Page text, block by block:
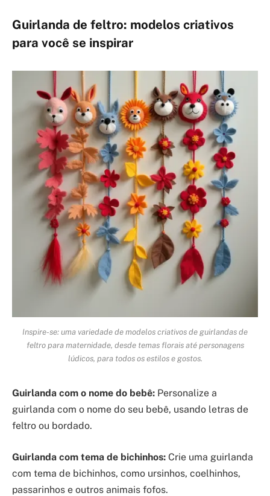
Guirlanda de feltro: modelos criativos
para você se inspirar
Inspire-se: uma variedade de modelos criativos de guirlandas de
feltro para maternidade, desde temas florais até personagens
lúdicos, para todos os estilos e gostos.
Guirlanda com o nome do bebê: Personalize a
guirlanda com o nome do seu bebê, usando letras de
feltro ou bordado.
Guirlanda com tema de bichinhos: Crie uma guirlanda
com tema de bichinhos, como ursinhos, coelhinhos,
passarinhos e outros animais fofos.